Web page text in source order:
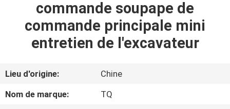
VIDÉOS
SHOW
commande soupape de
commande principale mini
entretien de l'excavateur
Lieu d'origine:
Chine
Nom de marque:
TQ